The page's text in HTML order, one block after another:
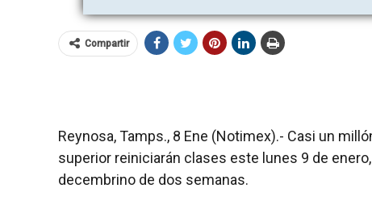
Compartir
Reynosa, Tamps., 8 Ene (Notimex).- Casi un
superior reiniciarán clases este lunes 9 de
decembrino de dos semanas.